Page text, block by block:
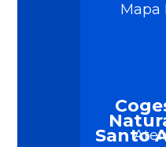
Mapa
Santo